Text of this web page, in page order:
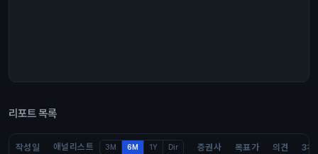
리포트 목록
작성일 애널리스트 3M 6M 1Y Dir 증권사 목표가 의견 3개